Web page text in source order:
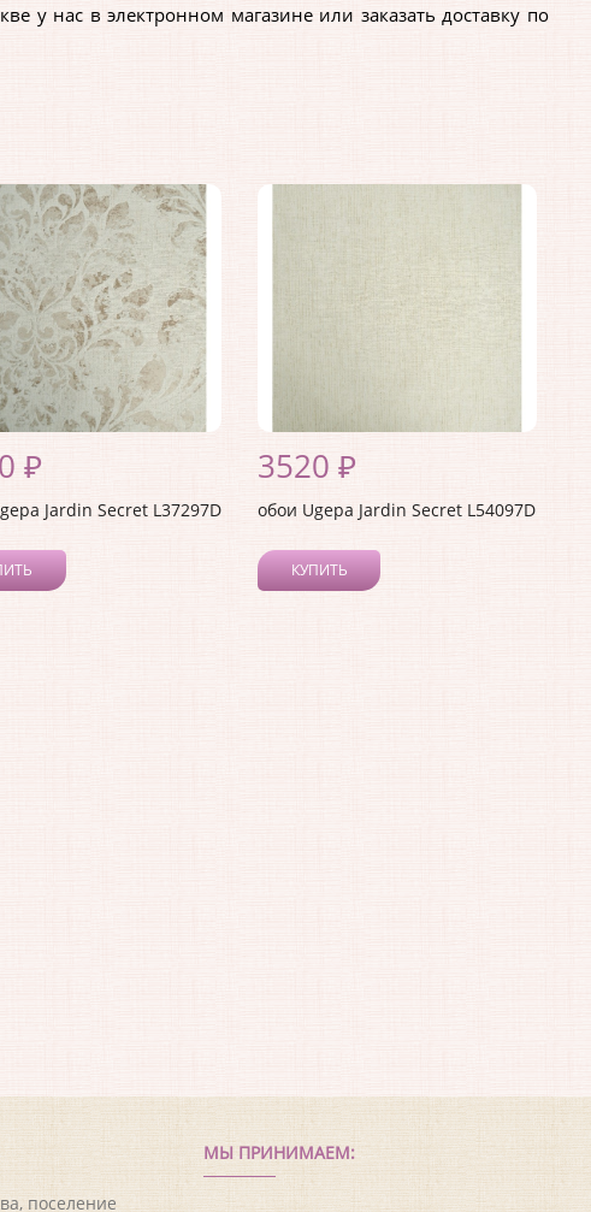
у нас в электронном магазине или заказать доставку по
₽
Jardin Secret L37297D
3520 ₽
обои Ugepa Jardin Secret L54097D
КУПИТЬ
поселение
МЫ ПРИНИМАЕМ: